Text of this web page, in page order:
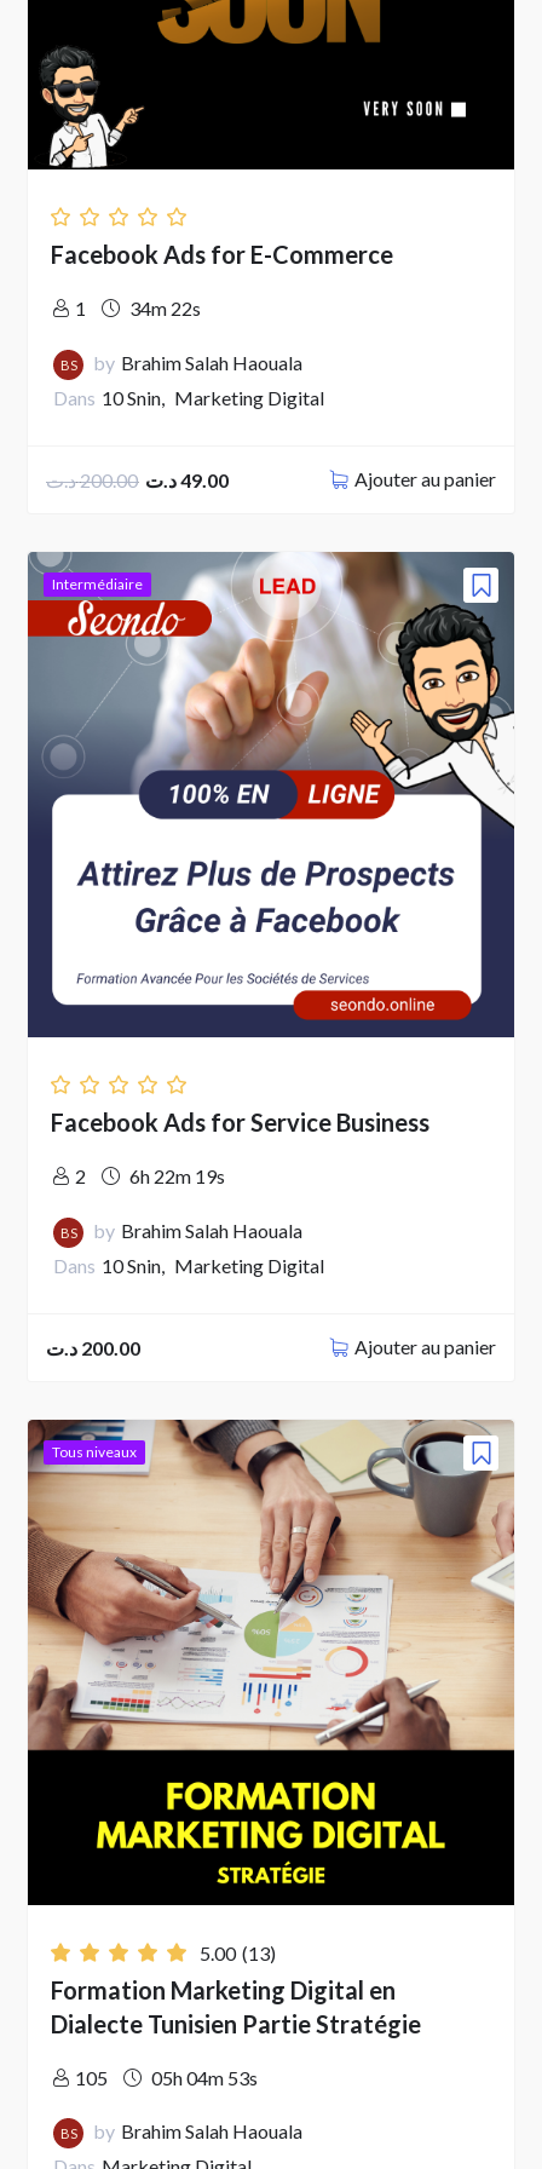
Facebook Ads for E-Commerce
1 34m 22s
BS by Brahim Salah Haouala
Dans 10 Snin Marketing Digital
200.00د.ت 49.00د.ت Ajouter au panier
Intermédiaire
Facebook Ads for Service Business
2 6h 22m 19s
BS by Brahim Salah Haouala
Dans 10 Snin Marketing Digital
200.00 د.ت Ajouter au panier
Tous niveaux
5.00 (13)
Formation Marketing Digital en
Dialecte Tunisien Partie Stratégie
105 05h 04m 53s
BS by Brahim Salah Haouala